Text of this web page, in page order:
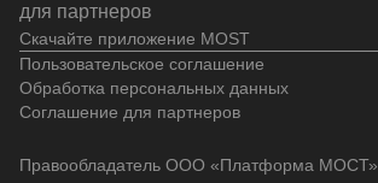
Скачайте приложение MOST
для партнеров
Пользовательское соглашение
Обработка персональных данных
Соглашение для партнеров
Правообладатель ООО «Платформа МОСТ»